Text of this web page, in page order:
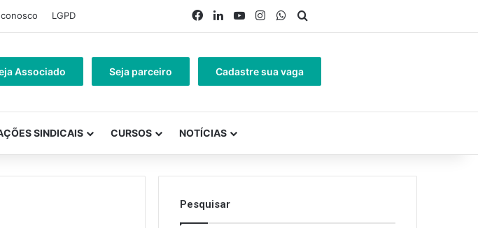
LGPD Facebook
LinkedinYouTubeInstagramWhatsApp
Associado Seja parceiro Cadastre sua vaga
SINDICAIS CURSOS NOTÍCIAS
Pesquisar